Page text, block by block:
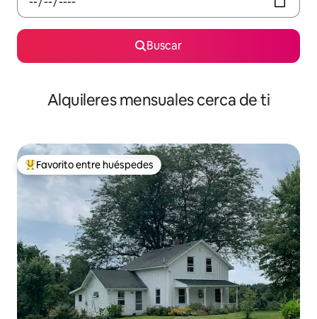
Buscar
Alquileres mensuales cerca de ti
Favorito entre huéspedes preferido
Favorito entre huéspedes